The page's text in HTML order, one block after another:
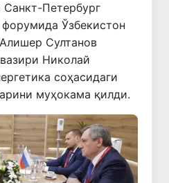
Петербург
Ўзбекистон
Султанов
Николай
соҳасидаги
муҳокама қилди.